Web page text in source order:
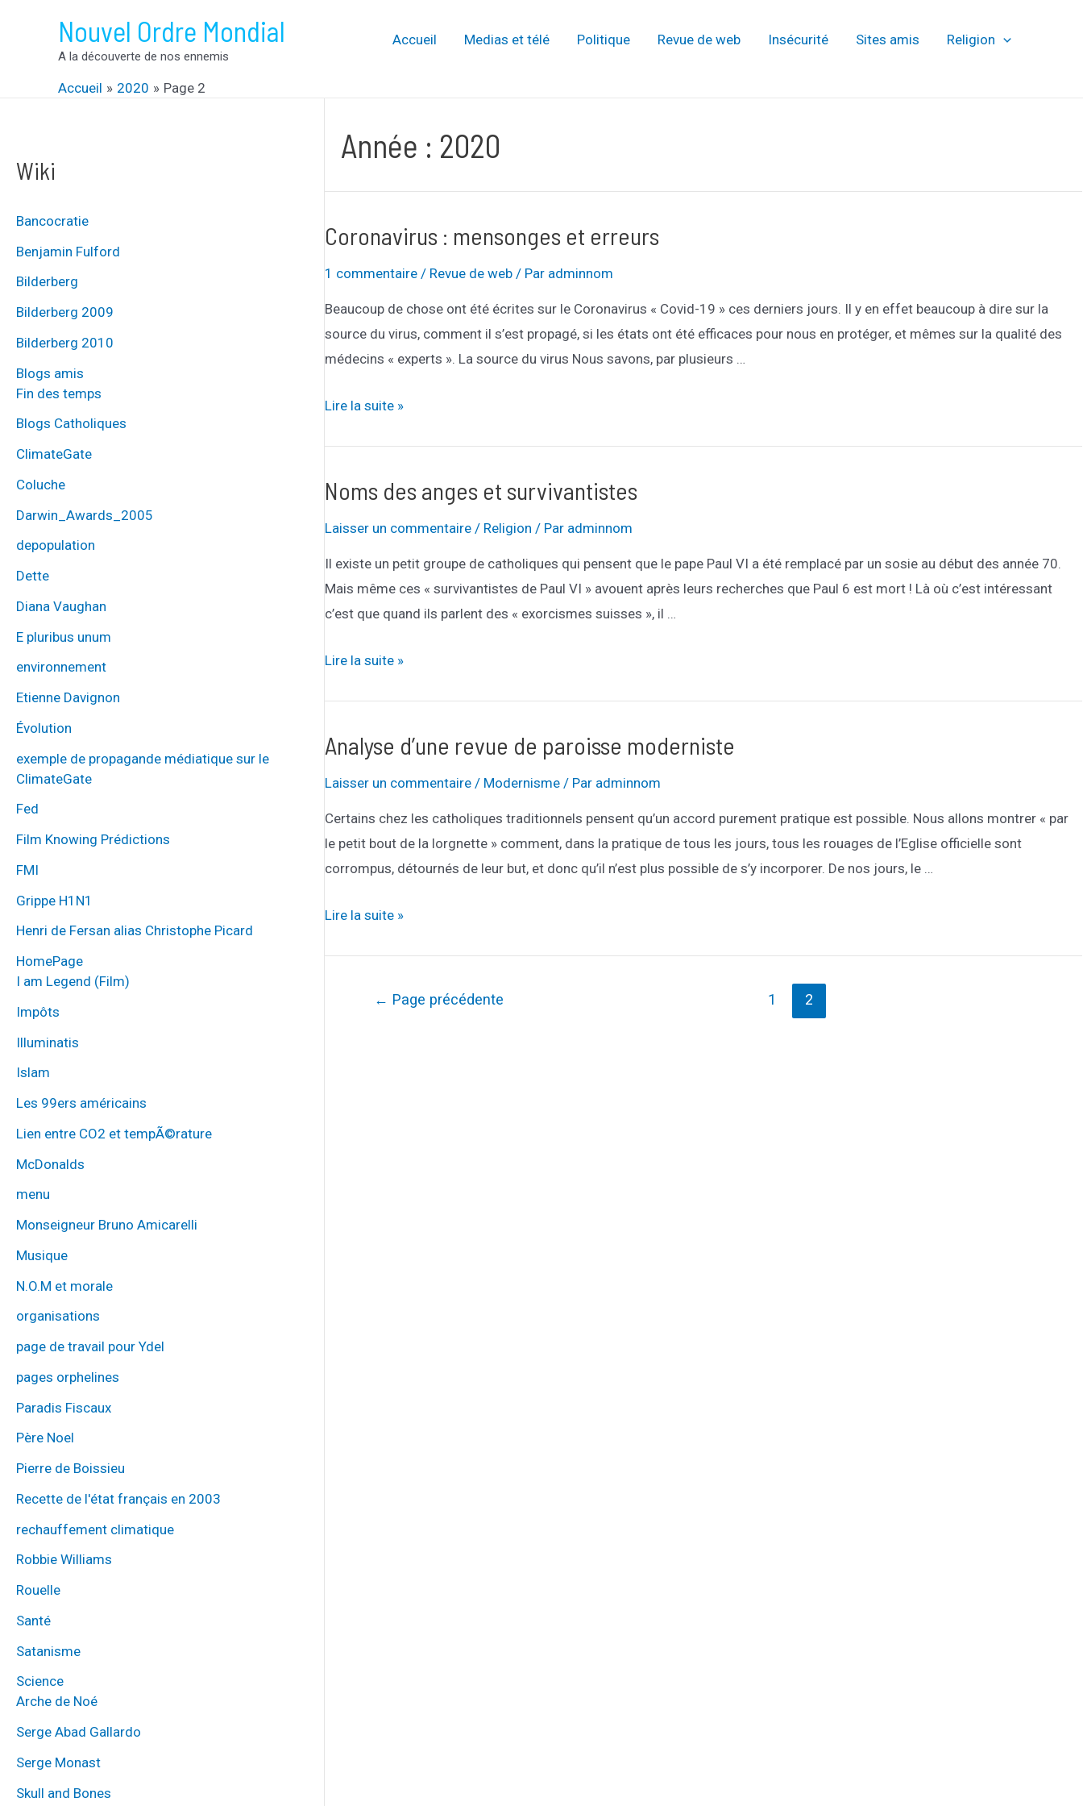
Nouvel Ordre Mondial
A la découverte de nos ennemis
Accueil Medias et télé Politique Revue de web Insécurité Sites amis Religion
Accueil 2020 Page 2
Wiki
Bancocratie
Benjamin Fulford
Bilderberg
Bilderberg 2009
Bilderberg 2010
Blogs amis
Fin des temps
Blogs Catholiques
ClimateGate
Coluche
Darwin_Awards_2005
depopulation
Dette
Diana Vaughan
E pluribus unum
environnement
Etienne Davignon
Évolution
exemple de propagande médiatique sur le
ClimateGate
Fed
Film Knowing Prédictions
FMI
Grippe H1N1
Henri de Fersan alias Christophe Picard
HomePage
I am Legend (Film)
Impôts
Illuminatis
Islam
Les 99ers américains
Lien entre CO2 et tempÃ©rature
McDonalds
menu
Monseigneur Bruno Amicarelli
Musique
N.O.M et morale
organisations
page de travail pour Ydel
pages orphelines
Paradis Fiscaux
Père Noel
Pierre de Boissieu
Recette de l'état français en 2003
rechauffement climatique
Robbie Williams
Rouelle
Santé
Satanisme
Science
Arche de Noé
Serge Abad Gallardo
Serge Monast
Skull and Bones
Année : 2020
Coronavirus : mensonges et erreurs
1 commentaire / Revue de web / Par adminnom
Beaucoup de chose ont été écrites sur le Coronavirus « Covid-19 » ces derniers jours. Il y en effet beaucoup à dire sur la
source du virus, comment il s’est propagé, si les états ont été efficaces pour nous en protéger, et mêmes sur la qualité des
médecins « experts ». La source du virus Nous savons, par plusieurs …
Coronavirus
et
erreurs
Lire la suite »
Noms des anges et survivantistes
Laisser un commentaire / Religion / Par adminnom
Il existe un petit groupe de catholiques qui pensent que le pape Paul VI a été remplacé par un sosie au début des année 70.
Mais même ces « survivantistes de Paul VI » avouent après leurs recherches que Paul 6 est mort ! Là où c’est intéressant
c’est que quand ils parlent des « exorcismes suisses », il …
Noms
et
survivantistes
Lire la suite »
Analyse d’une revue de paroisse moderniste
Laisser un commentaire / Modernisme / Par adminnom
Certains chez les catholiques traditionnels pensent qu’un accord purement pratique est possible. Nous allons montrer « par
le petit bout de la lorgnette » comment, dans la pratique de tous les jours, tous les rouages de l’Eglise officielle sont
corrompus, détournés de leur but, et donc qu’il n’est plus possible de s’y incorporer. De nos jours, le …
Analyse
Lire la suite »
Pagination
← Page précédente 1 2